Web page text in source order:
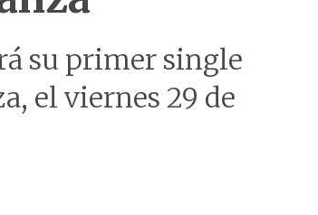
su primer single
el viernes 29 de